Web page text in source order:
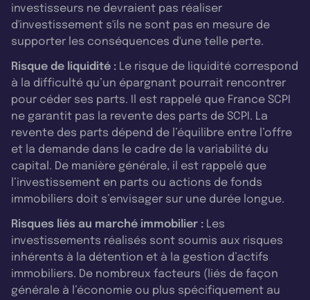
investisseurs ne devraient pas réaliser
d'investissement s'ils ne sont pas en mesure de
supporter les conséquences d'une telle perte.
Risque de liquidité : Le risque de liquidité correspond
à la difficulté qu’un épargnant pourrait rencontrer
pour céder ses parts. Il est rappelé que France SCPI
ne garantit pas la revente des parts de SCPI. La
revente des parts dépend de l’équilibre entre l’offre
et la demande dans le cadre de la variabilité du
capital. De manière générale, il est rappelé que
l’investissement en parts ou actions de fonds
immobiliers doit s’envisager sur une durée longue.
Risques liés au marché immobilier : Les
investissements réalisés sont soumis aux risques
inhérents à la détention et à la gestion d’actifs
immobiliers. De nombreux facteurs (liés de façon
générale à l’économie ou plus spécifiquement au